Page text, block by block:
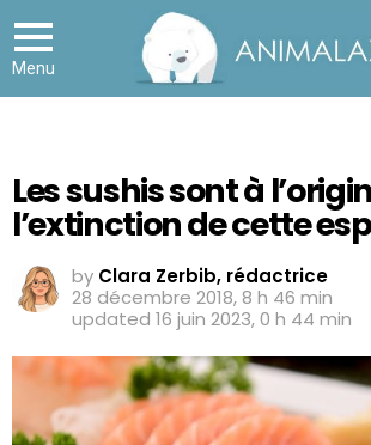
Menu
Les sushis sont à
l’extinction de cette
by Clara Zerbib, rédactrice
28 décembre 2018, 8 h 46 min
updated 16 juin 2023, 0 h 44 min